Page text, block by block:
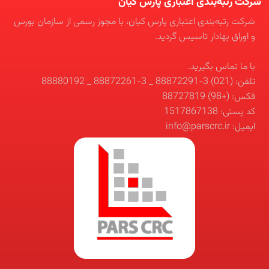
شرکت رتبه‌بندی اعتباری پارس کیان، با مجوز رسمی از سازمان بورس
و اوراق بهادار تاسیس گردید.
با ما تماس بگیرید.
تلفن: (021) 3-88872291 _ 3-88872261 _ 88880192
فکس: (+98) 88727819
کد پستی: 1517867138
ایمیل: info@parscrc.ir